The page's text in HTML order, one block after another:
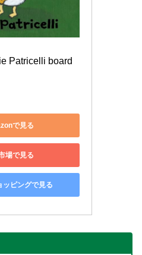
Patricelli board
で見る
場で見る
ッピングで見る